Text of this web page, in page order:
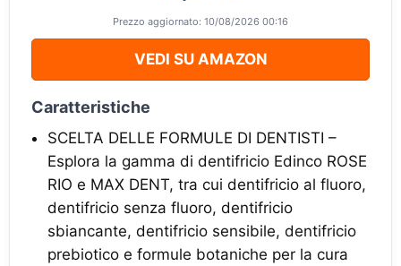
Prezzo aggiornato: 10/08/2026 00:16
VEDI SU AMAZON
Caratteristiche
SCELTA DELLE FORMULE DI DENTISTI –
Esplora la gamma di dentifricio Edinco ROSE
RIO e MAX DENT, tra cui dentifricio al fluoro,
dentifricio senza fluoro, dentifricio
sbiancante, dentifricio sensibile, dentifricio
prebiotico e formule botaniche per la cura